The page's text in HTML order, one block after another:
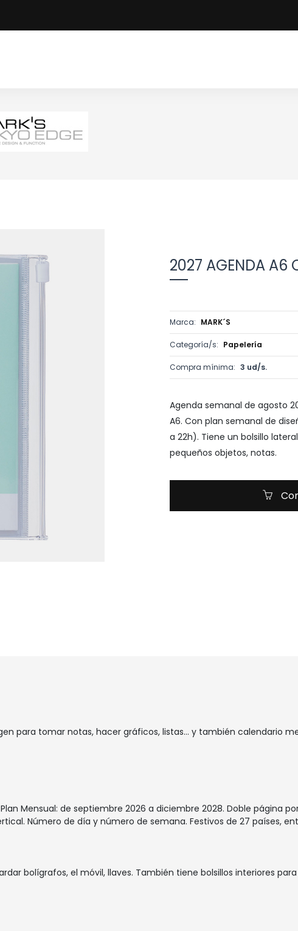
2027 AGENDA A6
Marca: MARK´S
Categoría/s: Papelería
Compra mínima: 3 ud/s.
Agenda semanal de agosto
A6. Con plan semanal de
a 22h). Tiene un bolsillo
pequeños objetos, notas.
para tomar notas, hacer gráficos, listas... y también calendario
Mensual: de septiembre 2026 a diciembre 2028. Doble página
Número de día y número de semana. Festivos de 27 países,
bolígrafos, el móvil, llaves. También tiene bolsillos interiores